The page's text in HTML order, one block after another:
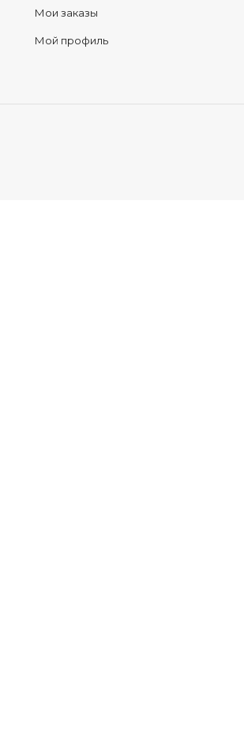
Мои заказы
Мой профиль